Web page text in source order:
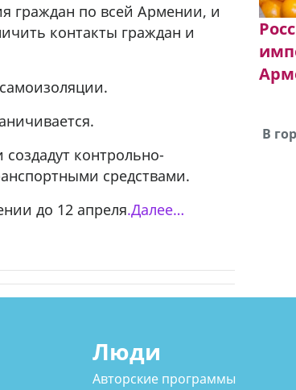
граждан по всей Армении, и
контакты граждан и
контрольно-
средствами.
до 12 апреля.Далее…
В
Люди
Авторские программы